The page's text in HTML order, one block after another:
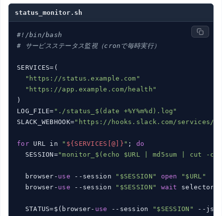
status_monitor.sh
#!/bin/bash
# サービスステータス監視（cronで毎時実行）
SERVICES=(
"https://status.example.com"
"https://app.example.com/health"
)
LOG_FILE= "./status_$(date +%Y%m%d).log"
SLACK_WEBHOOK="https://hooks.slack.com/services/
for URL in " ${SERVICES[@]} " ; do
  SESSION=
"monitor_$(echo $URL | md5sum | cut -
  browser-
use --session "$SESSION" open
"$URL"
  browser-
use --session "$SESSION" wait selector
  STATUS=$(browser-
use --session "$SESSION"
--